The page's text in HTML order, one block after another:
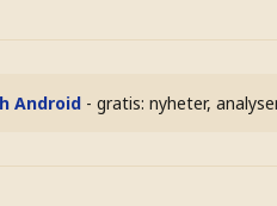
Android - gratis: nyheter,